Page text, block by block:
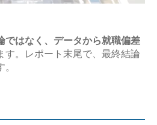
研
【激
務？
ではなく、データから就職偏差
す。レポート末尾で、最終結論